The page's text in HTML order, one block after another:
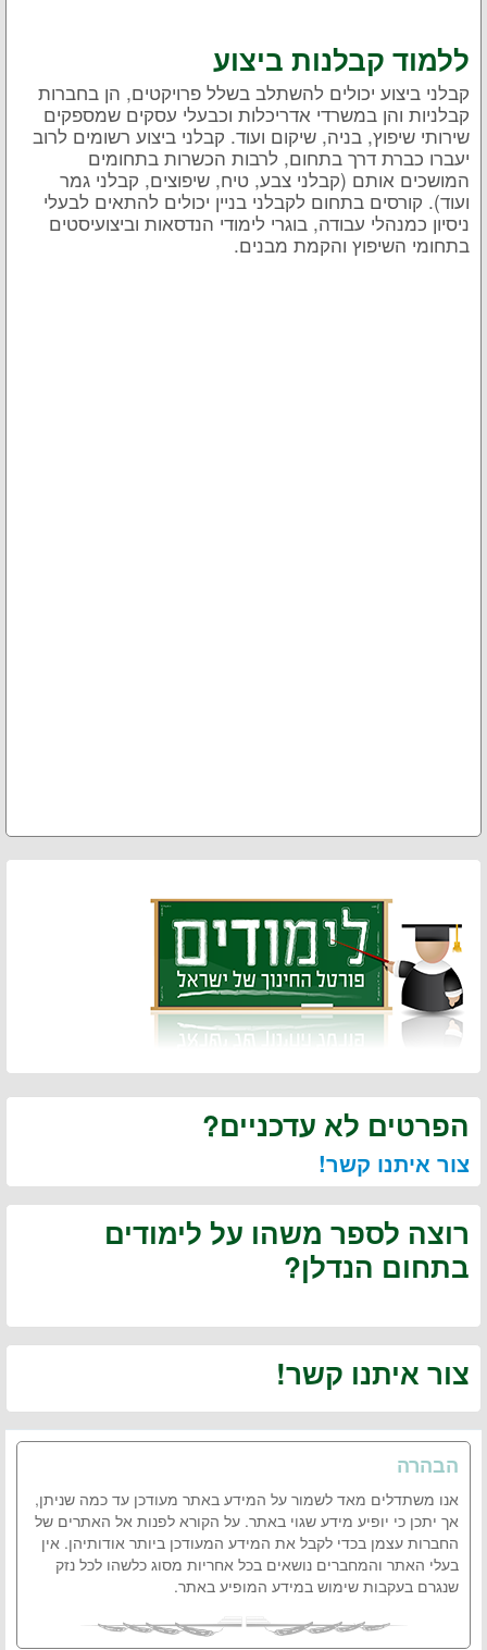
ללמוד קבלנות ביצוע
קבלני ביצוע יכולים להשתלב בשלל פרויקטים, הן בחברות
קבלניות והן במשרדי אדריכלות וכבעלי עסקים שמספקים
שירותי שיפוץ, בניה, שיקום ועוד. קבלני ביצוע רשומים לרוב
יעברו כברת דרך בתחום, לרבות הכשרות בתחומים
המושכים אותם (קבלני צבע, טיח, שיפוצים, קבלני גמר
ועוד). קורסים בתחום לקבלני בניין יכולים להתאים לבעלי
ניסיון כמנהלי עבודה, בוגרי לימודי הנדסאות וביצועיסטים
בתחומי השיפוץ והקמת מבנים.
הפרטים לא עדכניים?
צור איתנו קשר!
רוצה לספר משהו על לימודים
בתחום הנדלן?
צור איתנו קשר!
הבהרה
אנו משתדלים מאד לשמור על המידע באתר מעודכן עד כמה שניתן,
אך יתכן כי יופיע מידע שגוי באתר. על הקורא לפנות אל האתרים של
החברות עצמן בכדי לקבל את המידע המעודכן ביותר אודותיהן. אין
בעלי האתר והמחברים נושאים בכל אחריות מסוג כלשהו לכל נזק
שנגרם בעקבות שימוש במידע המופיע באתר.